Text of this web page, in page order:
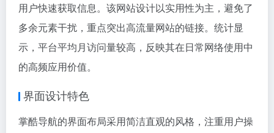
用户快速获取信息。该网站设计以实用性为主，避免了
多余元素干扰，重点突出高流量网站的链接。统计显
示，平台平均月访问量较高，反映其在日常网络使用中
的高频应用价值。
界面设计特色
掌酷导航的界面布局采用简洁直观的风格，注重用户操